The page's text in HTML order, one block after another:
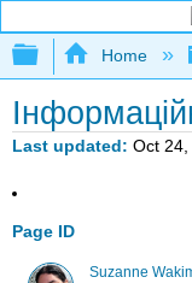
Expand/
Home
Last updated Oct 24,
Page ID
Suzanne